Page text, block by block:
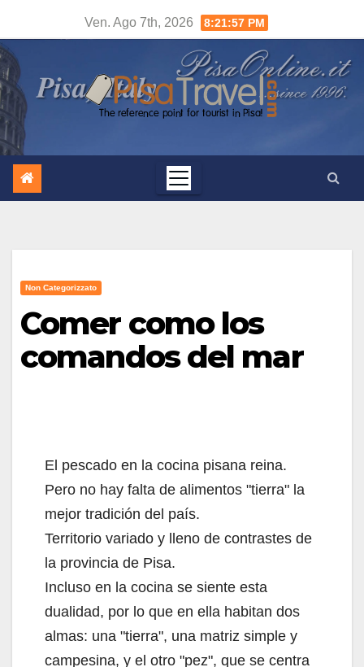
contenuto
Ven. Ago 7th, 2026 8:21:58 PM
Non Categorizzato
Comer como los
comandos del mar
El pescado en la cocina pisana reina.
Pero no hay falta de alimentos "tierra" la
mejor tradición del país.
Territorio variado y lleno de contrastes de
la provincia de Pisa.
Incluso en la cocina se siente esta
dualidad, por lo que en ella habitan dos
almas: una "tierra", una matriz simple y
campesina, y el otro "pez", que se centra